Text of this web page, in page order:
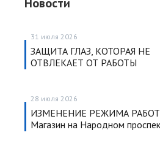
31 июля 2026
ЗАЩИТА ГЛАЗ, КОТОРАЯ НЕ
ОТВЛЕКАЕТ ОТ РАБОТЫ
28 июля 2026
ИЗМЕНЕНИЕ РЕЖИМА
Магазин на Народном